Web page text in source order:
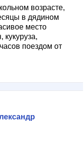
возрасте,
в дядином
место
кукуруза,
поездом от